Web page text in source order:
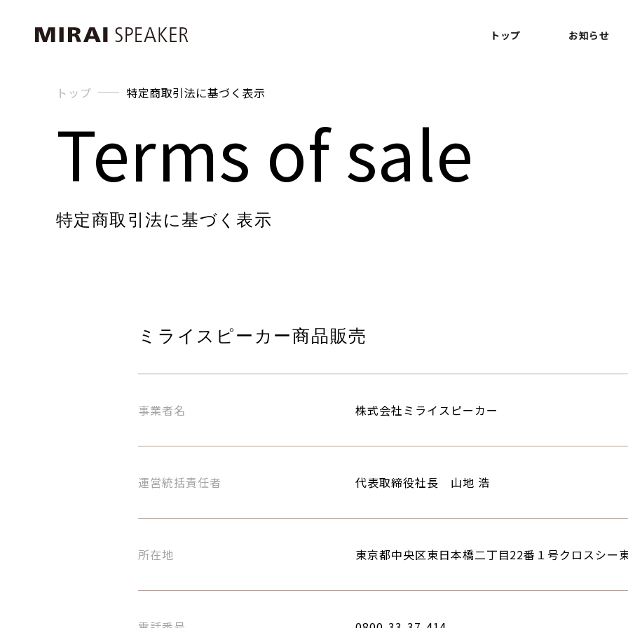
トップ お知らせ
トップ 特定商取引法に基づく表示
Terms of sale
特定商取引法に基づく表示
ミライスピーカー商品販売
事業者名 株式会社ミライスピーカー
運営統括責任者 代表取締役社長 山地 浩
所在地 東京都中央区東日本橋二丁目22番１号クロスシー